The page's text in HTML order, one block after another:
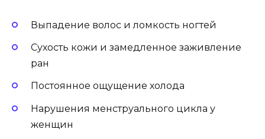
Выпадение волос и ломкость ногтей
Сухость кожи и замедленное заживление
ран
Постоянное ощущение холода
Нарушения менструального цикла у
женщин